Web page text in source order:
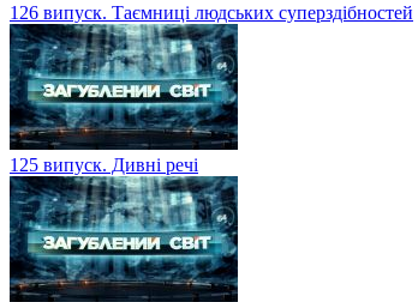
126 випуск. Таємниці людських суперздібностей
125 випуск. Дивні речі